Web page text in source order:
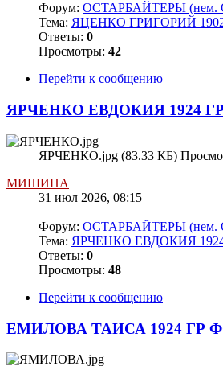
Форум: ОСТАРБАЙТЕРЫ (нем.
Тема: ЯЦЕНКО ГРИГОРИЙ
Ответы: 0
Просмотры: 42
Перейти к сообщению
ЯРЧЕНКО ЕВДОКИЯ 1924
ЯРЧЕНКО.jpg (83.33 КБ)
МИШИНА
31 июл 2026, 08:15
Форум: ОСТАРБАЙТЕРЫ (нем.
Тема: ЯРЧЕНКО ЕВДОКИЯ
Ответы: 0
Просмотры: 48
Перейти к сообщению
ЕМИЛОВА ТАИСА 1924 ГР